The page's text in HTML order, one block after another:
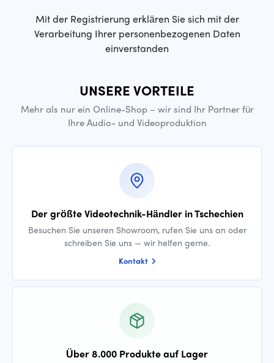
Mit der Registrierung erklären Sie sich mit der
Verarbeitung Ihrer personenbezogenen Daten
einverstanden
UNSERE VORTEILE
Mehr als nur ein Online-Shop – wir sind Ihr Partner für
Ihre Audio- und Videoproduktion
Der größte Videotechnik-Händler in Tschechien
Besuchen Sie unseren Showroom, rufen Sie uns an oder
schreiben Sie uns — wir helfen gerne.
Kontakt
Über 8.000 Produkte auf Lager